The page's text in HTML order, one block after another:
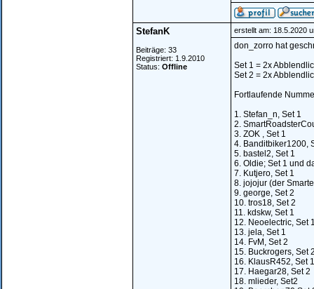
StefanK
Beiträge: 33
Registriert: 1.9.2010
Status: Offline
erstellt am: 18.5.2020
don_zorro hat
Set 1 = 2x
Set 2 = 2x
Fortlaufende
1. Stefan_n, Set 1
2.
3. ZOK , Set 1
4. Banditbiker1200,
5. bastel2, Set 1
6. Oldie; Set 1 und
7. Kutjero, Set 1
8. jojojur (der
9. george, Set 2
10. tros18, Set 2
11. kdskw, Set 1
12. Neoelectric, Set
13. jela, Set 1
14. FvM, Set 2
15. Buckrogers, Set
16. KlausR452, Set 1
17. Haegar28, Set 2
18. mlieder, Set2